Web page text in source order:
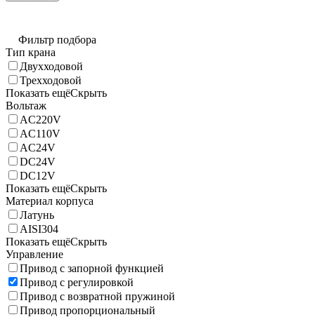
Фильтр подбора
Тип крана
Двухходовой
Трехходовой
Показать ещёСкрыть
Вольтаж
AC220V
AC110V
AC24V
DC24V
DC12V
Показать ещёСкрыть
Материал корпуса
Латунь
AISI304
Показать ещёСкрыть
Управление
Привод с запорной функцией
Привод с регулировкой
Привод с возвратной пружиной
Привод пропорциональный